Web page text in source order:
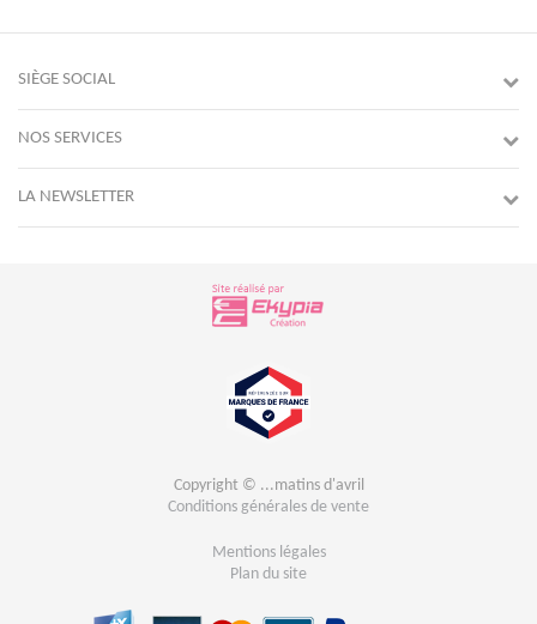
SIÈGE SOCIAL
NOS SERVICES
LA NEWSLETTER
Copyright © ...matins d'avril
Conditions générales de vente
Mentions légales
Plan du site